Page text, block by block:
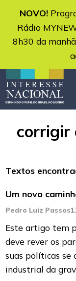
NOVO!
Rádio
8h30 da
corrigir
Textos
Um novo
Pedro Luiz Passos
Este artigo tem
deve rever os
suas políticas se
industrial da